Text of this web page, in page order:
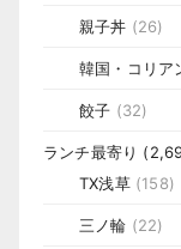
親子丼 (26)
韓国・コリア
餃子 (32)
ランチ最寄り
TX浅草(158)
三ノ輪 (22)